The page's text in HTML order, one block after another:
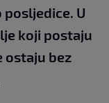
U
koji postaju
ostaju bez